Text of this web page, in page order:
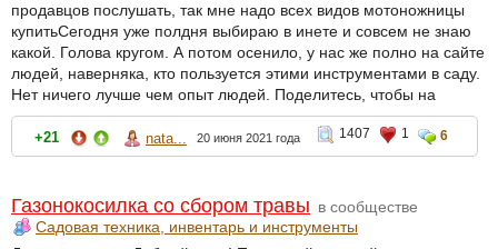
продавцов послушать, так мне надо всех видов мотоножницы
купитьСегодня уже полдня выбираю в инете и совсем не знаю
какой. Голова кругом. А потом осенило, у нас же полно на сайте
людей, наверняка, кто пользуется этими инструментами в саду.
Нет ничего лучше чем опыт людей. Поделитесь, чтобы на
+21 nata... 20 июня 2021 года 1407 1 6
Газонокосилка со сбором травы в сообществе
Садовая техника, инвентарь и инструменты